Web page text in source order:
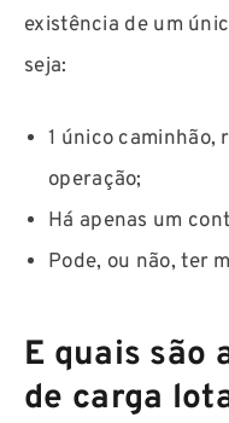
existência de um
seja:
1 único caminhão,
operação;
Há apenas um
Pode, ou não, ter
E quais são
de carga